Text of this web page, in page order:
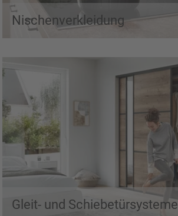
Nischenverkleidung
Gleit- und Schiebetürsysteme
Gleit- und Schiebetüren entdecken